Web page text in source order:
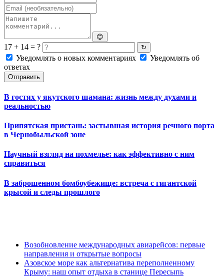
😊
17 + 14 = ? ↻
Уведомлять о новых комментариях
Уведомлять об
ответах
Отправить
В гостях у якутского шамана: жизнь между духами и
реальностью
Припятская пристань: застывшая история речного порта
в Чернобыльской зоне
Научный взгляд на похмелье: как эффективно с ним
справиться
В заброшенном бомбоубежище: встреча с гигантской
крысой и следы прошлого
Возобновление международных авиарейсов: первые
направления и открытые вопросы
Азовское море как альтернатива переполненному
Крыму: наш опыт отдыха в станице Пересыпь